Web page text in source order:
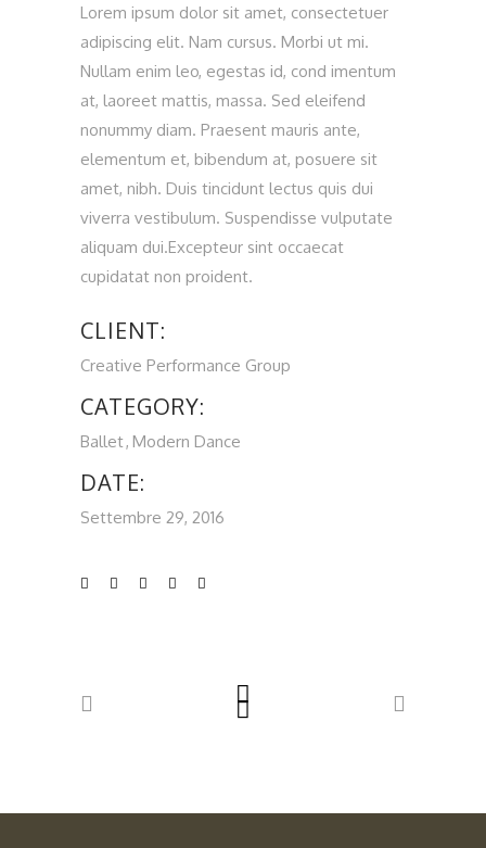
Lorem ipsum dolor sit amet, consectetuer
adipiscing elit. Nam cursus. Morbi ut mi.
Nullam enim leo, egestas id, cond imentum
at, laoreet mattis, massa. Sed eleifend
nonummy diam. Praesent mauris ante,
elementum et, bibendum at, posuere sit
amet, nibh. Duis tincidunt lectus quis dui
viverra vestibulum. Suspendisse vulputate
aliquam dui.Excepteur sint occaecat
cupidatat non proident.
CLIENT:
Creative Performance Group
CATEGORY:
Ballet Modern Dance
DATE:
Settembre 29, 2016